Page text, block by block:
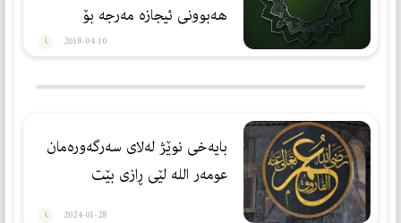
هه‌بوونی ئیجازه‌ مه‌رجه‌ بۆ
2018-04-10
بایەخی نوێژ لەلای سەرگەورەمان
عومەر الله لێی ڕازی بێت
2024-01-28